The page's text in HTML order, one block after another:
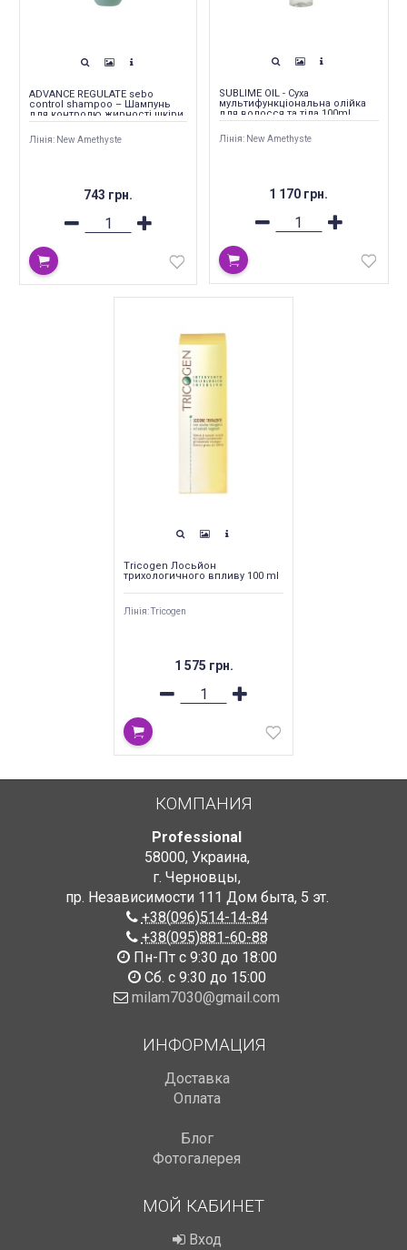
ADVANCE REGULATE sebo
control shampoo – Шампунь
для контролю жирності шкіри
голови та волосся 250 ml
Лінія: New Amethyste
743 грн.
SUBLIME OIL - Суха
мультифункціональна олійка
для волосся та тіла 100ml
Лінія: New Amethyste
1 170 грн.
Tricogen Лосьйон
трихологичного впливу 100 ml
Лінія: Tricogen
1 575 грн.
КОМПАНИЯ
Professional
58000, Украина,
г. Черновцы,
пр. Независимости 111 Дом быта, 5 эт.
+38(096)514-14-84
+38(095)881-60-88
Пн-Пт с 9:30 до 18:00
Сб. с 9:30 до 15:00
milam7030@gmail.com
ИНФОРМАЦИЯ
Доставка
Оплата
Блог
Фотогалерея
МОЙ КАБИНЕТ
Вход